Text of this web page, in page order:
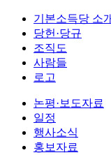
기본소득당 소
당헌·당규
조직도
사람들
로고
논평·보도자료
일정
행사소식
홍보자료